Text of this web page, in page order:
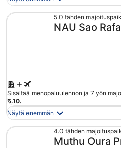
5.0 tähden
NAU Sao
Sisältää menopaluulennon ja 7 yön
6.10.
Näytä enemmän
4.0 tähden
Muthu Oura